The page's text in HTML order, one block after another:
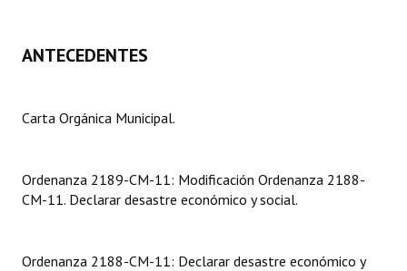
Carta Orgánica 2007
Digesto
DOCUMENTOS
ANTECEDENTES
Carta Orgánica Municipal.
Ordenanza 2189-CM-11: Modificación Ordenanza 2188-
CM-11. Declarar desastre económico y social.
Ordenanza 2188-CM-11: Declarar desastre económico y